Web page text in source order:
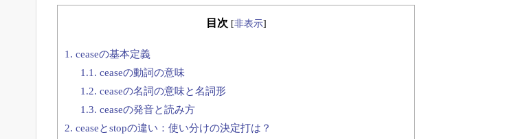
目次 [非表示]
1. ceaseの基本定義
1.1. ceaseの動詞の意味
1.2. ceaseの名詞の意味と名詞形
1.3. ceaseの発音と読み方
2. ceaseとstopの違い：使い分けの決定打は？